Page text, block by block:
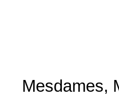
Mesdames,